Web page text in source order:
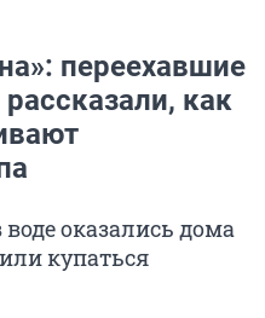
переехавшие
как
оказались дома
купаться